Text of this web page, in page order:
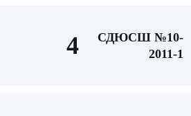
4
СДЮСШ №10-
2011-1